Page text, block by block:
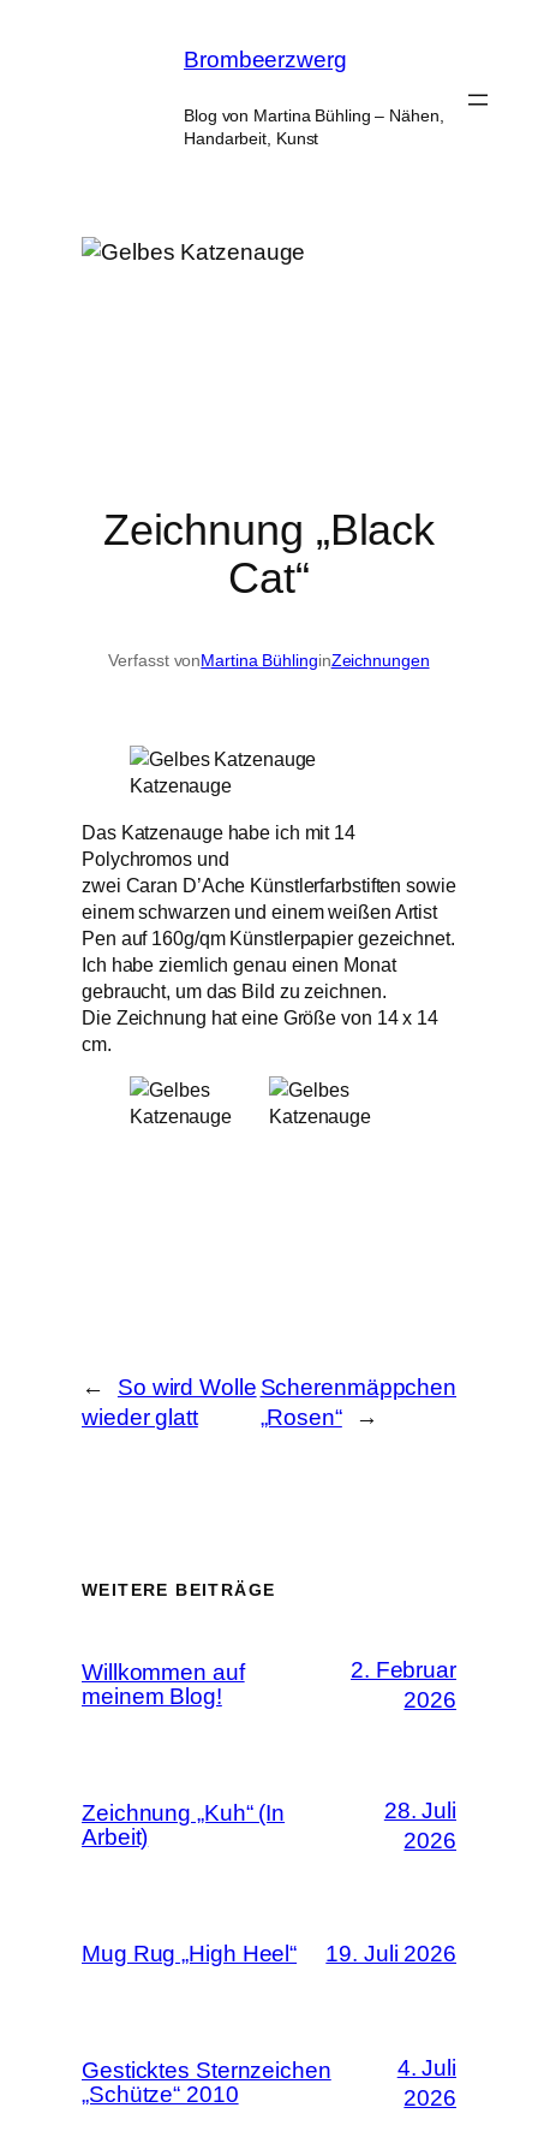
Brombeerzwerg
Blog von Martina Bühling – Nähen,
Handarbeit, Kunst
Zeichnung „Black
Cat“
Verfasst vonMartina BühlinginZeichnungen
Katzenauge
Das Katzenauge habe ich mit 14
Polychromos und
zwei Caran D’Ache Künstlerfarbstiften sowie
einem schwarzen und einem weißen Artist
Pen auf 160g/qm Künstlerpapier gezeichnet.
Ich habe ziemlich genau einen Monat
gebraucht, um das Bild zu zeichnen.
Die Zeichnung hat eine Größe von 14 x 14
cm.
←
So wird Wolle
wieder glatt
Scherenmäppchen
„Rosen“
→
WEITERE BEITRÄGE
Willkommen auf
meinem Blog!
2. Februar
2026
Zeichnung „Kuh“ (In
Arbeit)
28. Juli
2026
Mug Rug „High Heel“ 19. Juli 2026
Gesticktes Sternzeichen
„Schütze“ 2010
4. Juli
2026